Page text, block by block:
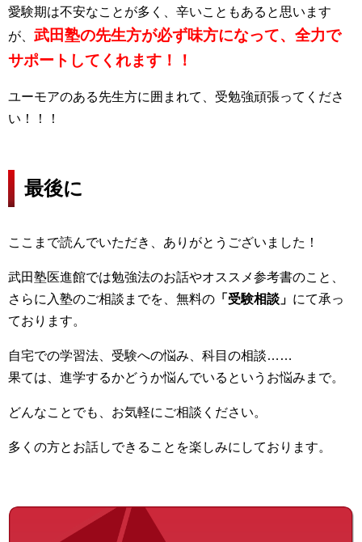
愛験期は不安なことが多く、辛いこともあると思います
が、 武田塾の先生方が必ず味方になって、全力で
サポートしてくれます！！
ユーモアのある先生方に囲まれて、受勉強頑張ってくださ
い！！！
最後に
ここまで読んでいただき、ありがとうございました！
武田塾医進館では勉強法のお話やオススメ参考書のこと、
さらに入塾のご相談までを、無料の 「受験相談」 にて承っ
ております。
自宅での学習法、受験への悩み、科目の相談……
果ては、進学するかどうか悩んでいるというお悩みまで。
どんなことでも、お気軽にご相談ください。
多くの方とお話しできることを楽しみにしております。